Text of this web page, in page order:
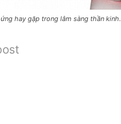
hay gặp trong lâm sàng thần kinh.